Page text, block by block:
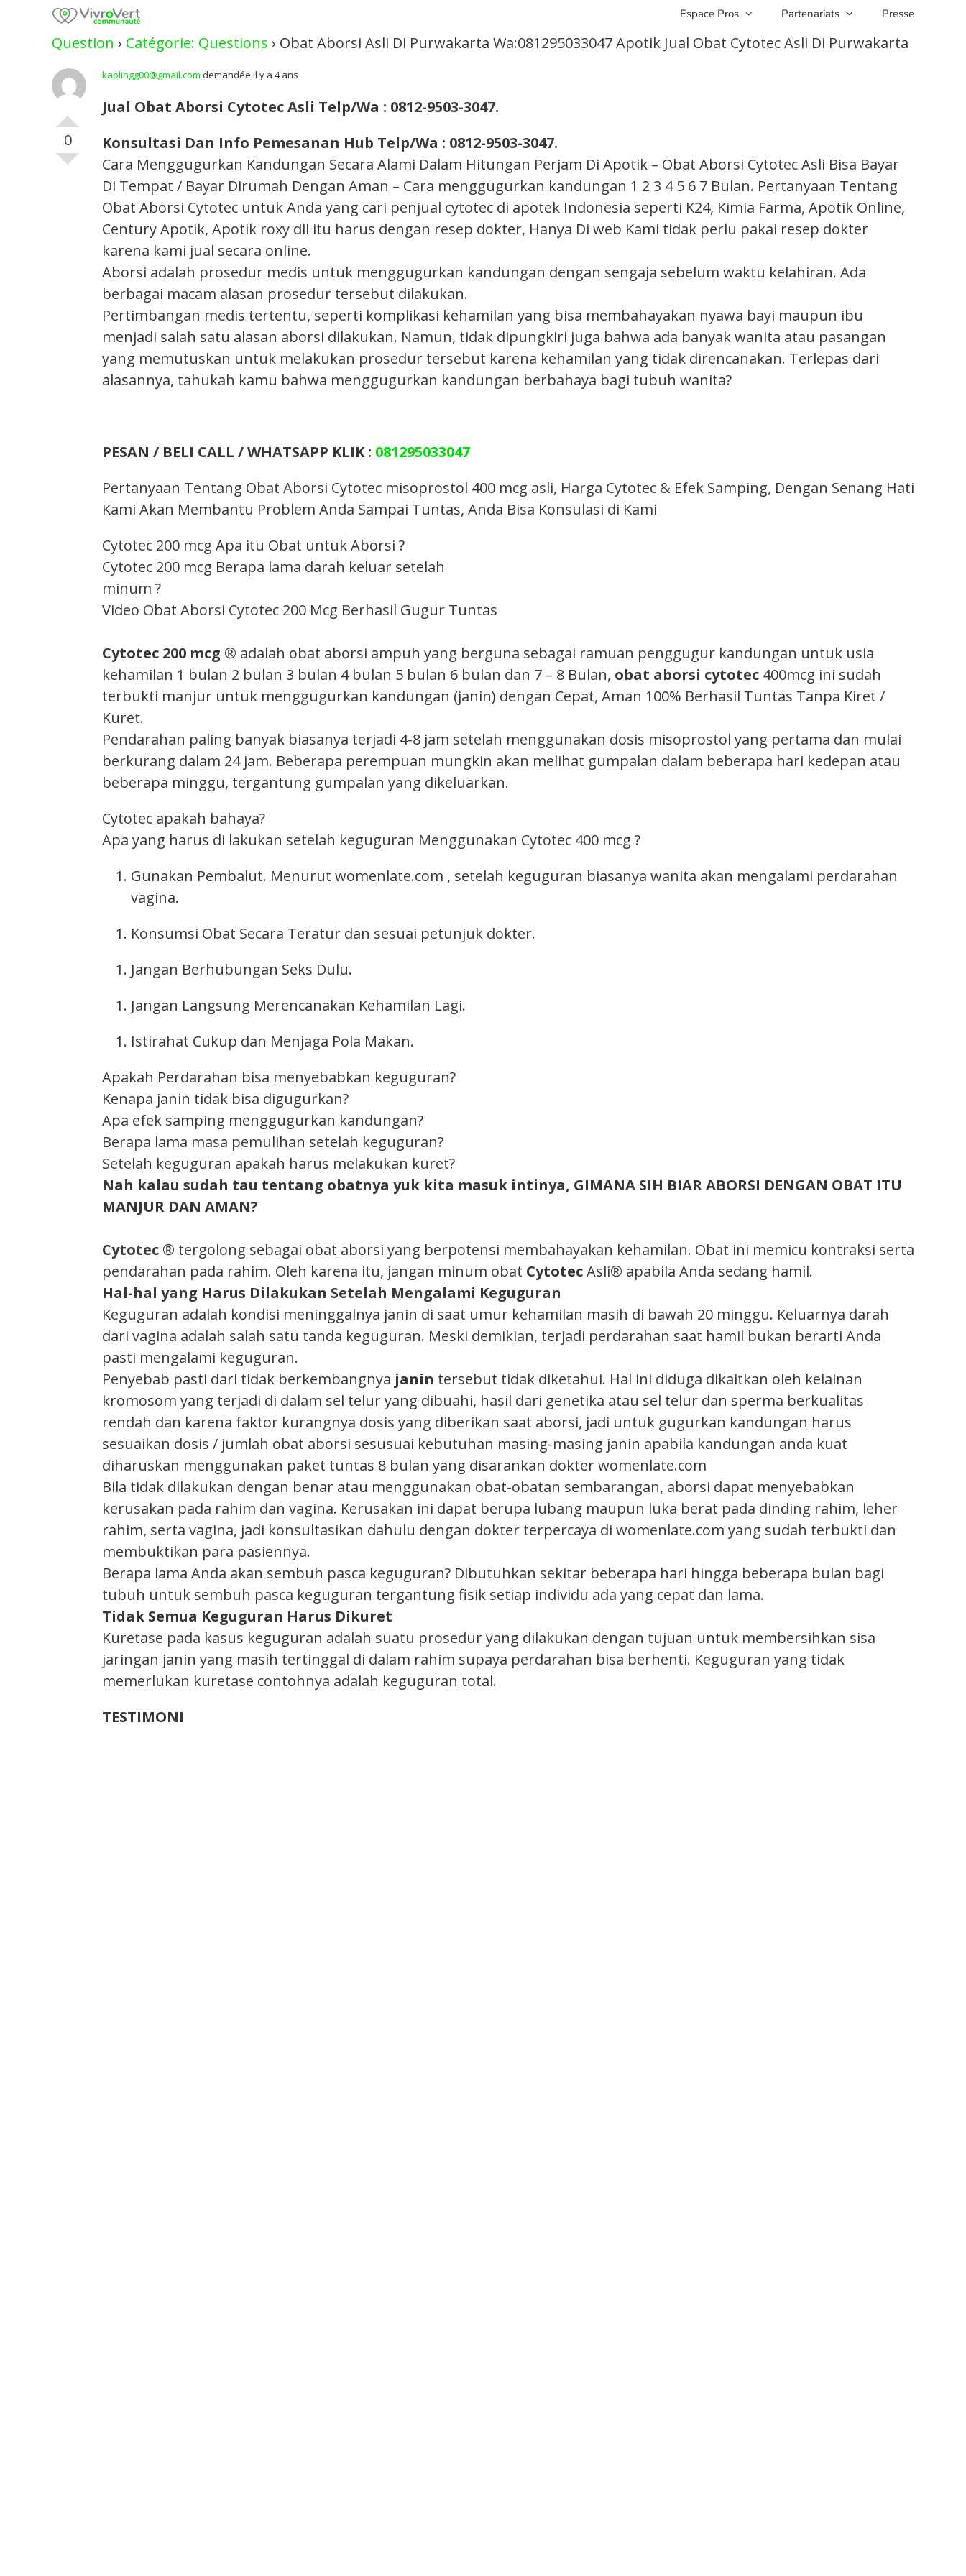
Espace Pros Partenariats Presse
Question › Catégorie: Questions › Obat Aborsi Asli Di Purwakarta Wa:081295033047 Apotik Jual Obat Cytotec Asli Di Purwakarta
0
kaplingg00@gmail.com demandée il y a 4 ans
Jual Obat Aborsi Cytotec Asli Telp/Wa : 0812-9503-3047.
Konsultasi Dan Info Pemesanan Hub Telp/Wa : 0812-9503-3047.
Cara Menggugurkan Kandungan Secara Alami Dalam Hitungan Perjam Di Apotik – Obat Aborsi Cytotec Asli Bisa Bayar
Di Tempat / Bayar Dirumah Dengan Aman – Cara menggugurkan kandungan 1 2 3 4 5 6 7 Bulan. Pertanyaan Tentang
Obat Aborsi Cytotec untuk Anda yang cari penjual cytotec di apotek Indonesia seperti K24, Kimia Farma, Apotik Online,
Century Apotik, Apotik roxy dll itu harus dengan resep dokter, Hanya Di web Kami tidak perlu pakai resep dokter
karena kami jual secara online.
Aborsi adalah prosedur medis untuk menggugurkan kandungan dengan sengaja sebelum waktu kelahiran. Ada
berbagai macam alasan prosedur tersebut dilakukan.
Pertimbangan medis tertentu, seperti komplikasi kehamilan yang bisa membahayakan nyawa bayi maupun ibu
menjadi salah satu alasan aborsi dilakukan. Namun, tidak dipungkiri juga bahwa ada banyak wanita atau pasangan
yang memutuskan untuk melakukan prosedur tersebut karena kehamilan yang tidak direncanakan. Terlepas dari
alasannya, tahukah kamu bahwa menggugurkan kandungan berbahaya bagi tubuh wanita?
PESAN / BELI CALL / WHATSAPP KLIK : 081295033047
Pertanyaan Tentang Obat Aborsi Cytotec misoprostol 400 mcg asli, Harga Cytotec & Efek Samping, Dengan Senang Hati
Kami Akan Membantu Problem Anda Sampai Tuntas, Anda Bisa Konsulasi di Kami
Cytotec 200 mcg Apa itu Obat untuk Aborsi ?
Cytotec 200 mcg Berapa lama darah keluar setelah
minum ?
Video Obat Aborsi Cytotec 200 Mcg Berhasil Gugur Tuntas
Cytotec 200 mcg ® adalah obat aborsi ampuh yang berguna sebagai ramuan penggugur kandungan untuk usia
kehamilan 1 bulan 2 bulan 3 bulan 4 bulan 5 bulan 6 bulan dan 7 – 8 Bulan, obat aborsi cytotec 400mcg ini sudah
terbukti manjur untuk menggugurkan kandungan (janin) dengan Cepat, Aman 100% Berhasil Tuntas Tanpa Kiret /
Kuret.
Pendarahan paling banyak biasanya terjadi 4-8 jam setelah menggunakan dosis misoprostol yang pertama dan mulai
berkurang dalam 24 jam. Beberapa perempuan mungkin akan melihat gumpalan dalam beberapa hari kedepan atau
beberapa minggu, tergantung gumpalan yang dikeluarkan.
Cytotec apakah bahaya?
Apa yang harus di lakukan setelah keguguran Menggunakan Cytotec 400 mcg ?
Gunakan Pembalut. Menurut womenlate.com , setelah keguguran biasanya wanita akan mengalami perdarahan
vagina.
Konsumsi Obat Secara Teratur dan sesuai petunjuk dokter.
Jangan Berhubungan Seks Dulu.
Jangan Langsung Merencanakan Kehamilan Lagi.
Istirahat Cukup dan Menjaga Pola Makan.
Apakah Perdarahan bisa menyebabkan keguguran?
Kenapa janin tidak bisa digugurkan?
Apa efek samping menggugurkan kandungan?
Berapa lama masa pemulihan setelah keguguran?
Setelah keguguran apakah harus melakukan kuret?
Nah kalau sudah tau tentang obatnya yuk kita masuk intinya, GIMANA SIH BIAR ABORSI DENGAN OBAT ITU
MANJUR DAN AMAN?
Cytotec ® tergolong sebagai obat aborsi yang berpotensi membahayakan kehamilan. Obat ini memicu kontraksi serta
pendarahan pada rahim. Oleh karena itu, jangan minum obat CytotecAsli® apabila Anda sedang hamil.
Hal-hal yang Harus Dilakukan Setelah Mengalami Keguguran
Keguguran adalah kondisi meninggalnya janin di saat umur kehamilan masih di bawah 20 minggu. Keluarnya darah
dari vagina adalah salah satu tanda keguguran. Meski demikian, terjadi perdarahan saat hamil bukan berarti Anda
pasti mengalami keguguran.
Penyebab pasti dari tidak berkembangnya janin tersebut tidak diketahui. Hal ini diduga dikaitkan oleh kelainan
kromosom yang terjadi di dalam sel telur yang dibuahi, hasil dari genetika atau sel telur dan sperma berkualitas
rendah dan karena faktor kurangnya dosis yang diberikan saat aborsi, jadi untuk gugurkan kandungan harus
sesuaikan dosis / jumlah obat aborsi sesusuai kebutuhan masing-masing janin apabila kandungan anda kuat
diharuskan menggunakan paket tuntas 8 bulan yang disarankan dokter womenlate.com
Bila tidak dilakukan dengan benar atau menggunakan obat-obatan sembarangan, aborsi dapat menyebabkan
kerusakan pada rahim dan vagina. Kerusakan ini dapat berupa lubang maupun luka berat pada dinding rahim, leher
rahim, serta vagina, jadi konsultasikan dahulu dengan dokter terpercaya di womenlate.com yang sudah terbukti dan
membuktikan para pasiennya.
Berapa lama Anda akan sembuh pasca keguguran? Dibutuhkan sekitar beberapa hari hingga beberapa bulan bagi
tubuh untuk sembuh pasca keguguran tergantung fisik setiap individu ada yang cepat dan lama.
Tidak Semua Keguguran Harus Dikuret
Kuretase pada kasus keguguran adalah suatu prosedur yang dilakukan dengan tujuan untuk membersihkan sisa
jaringan janin yang masih tertinggal di dalam rahim supaya perdarahan bisa berhenti. Keguguran yang tidak
memerlukan kuretase contohnya adalah keguguran total.
TESTIMONI